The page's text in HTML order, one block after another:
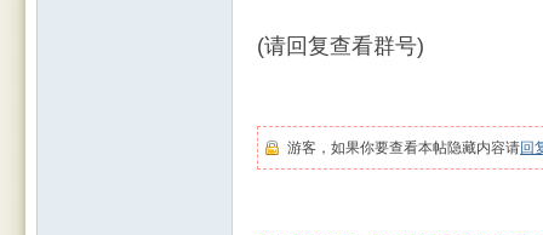
(请回复查看群号)
游客，如果你要查看本帖隐藏内容请回